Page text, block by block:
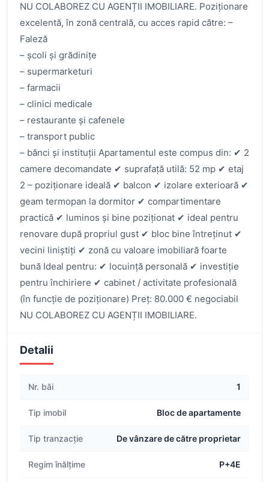
NU COLABOREZ CU AGENȚII IMOBILIARE. Poziționare
excelentă, în zonă centrală, cu acces rapid către: –
Faleză
– școli și grădinițe
– supermarketuri
– farmacii
– clinici medicale
– restaurante și cafenele
– transport public
– bănci și instituții Apartamentul este compus din: ✔ 2
camere decomandate ✔ suprafață utilă: 52 mp ✔ etaj
2 – poziționare ideală ✔ balcon ✔ izolare exterioară ✔
geam termopan la dormitor ✔ compartimentare
practică ✔ luminos și bine poziționat ✔ ideal pentru
renovare după propriul gust ✔ bloc bine întreținut ✔
vecini liniștiți ✔ zonă cu valoare imobiliară foarte
bună Ideal pentru: ✔ locuință personală ✔ investiție
pentru închiriere ✔ cabinet / activitate profesională
(în funcție de poziționare) Preț: 80.000 € negociabil
NU COLABOREZ CU AGENȚII IMOBILIARE.
Detalii
Nr. băi 1
Tip imobil Bloc de apartamente
Tip tranzacție De vânzare de către proprietar
Regim înălțime P+4E